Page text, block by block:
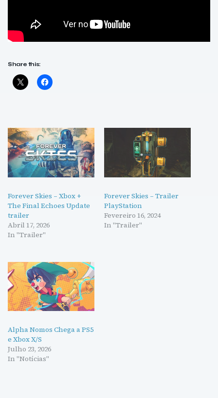
Share this:
Forever Skies – Xbox +
The Final Echoes Update
trailer
Abril 17, 2026
In "Trailer"
Forever Skies – Trailer
PlayStation
Fevereiro 16, 2024
In "Trailer"
Alpha Nomos Chega a PS5
e Xbox X/S
Julho 23, 2026
In "Notícias"